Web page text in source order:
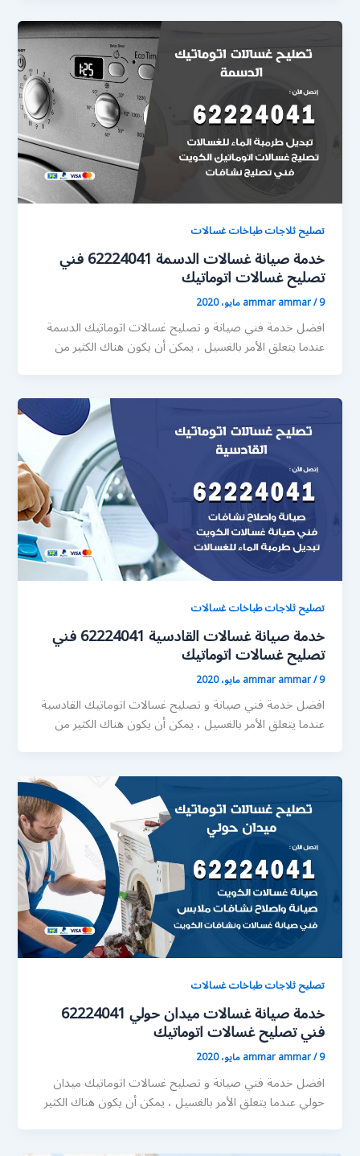
تصليح ثلاجات طباخات غسالات
خدمة صيانة غسالات الدسمة 62224041 فني
تصليح غسالات اتوماتيك
ammar ammar/9 مايو، 2020
افضل خدمة فني صيانة و تصليح غسالات اتوماتيك الدسمة
عندما يتعلق الأمر بالغسيل ، يمكن أن يكون هناك الكثير من
تصليح ثلاجات طباخات غسالات
خدمة صيانة غسالات القادسية 62224041 فني
تصليح غسالات اتوماتيك
ammar ammar/9 مايو، 2020
افضل خدمة فني صيانة و تصليح غسالات اتوماتيك القادسية
عندما يتعلق الأمر بالغسيل ، يمكن أن يكون هناك الكثير من
تصليح ثلاجات طباخات غسالات
خدمة صيانة غسالات ميدان حولي 62224041
فني تصليح غسالات اتوماتيك
ammar ammar/9 مايو، 2020
افضل خدمة فني صيانة و تصليح غسالات اتوماتيك ميدان
حولي عندما يتعلق الأمر بالغسيل ، يمكن أن يكون هناك الكثير